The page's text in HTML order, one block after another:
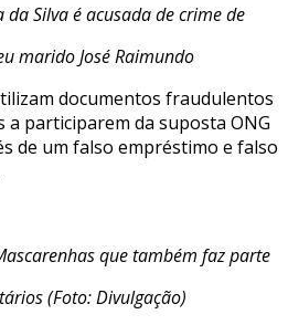
Silva é acusada de crime de
marido José Raimundo
documentos fraudulentos
a participarem da suposta ONG
de um falso empréstimo e falso
que também faz parte
(Foto: Divulgação)